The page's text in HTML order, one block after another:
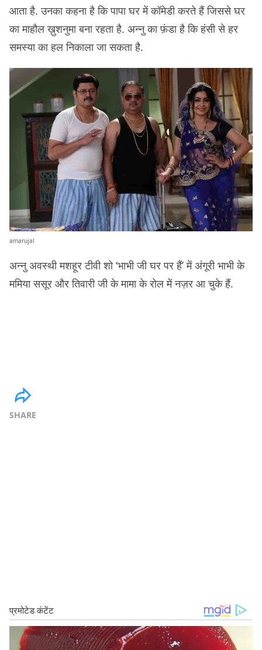
आता है. उनका कहना है कि पापा घर में कॉमेडी करते हैं जिससे घर
का माहौल ख़ुशनुमा बना रहता है. अन्नु का फ़ंडा है कि हंसी से हर
समस्या का हल निकाला जा सकता है.
amarujal
अन्नु अवस्थी मशहूर टीवी शो ‘भाभी जी घर पर हैं’ में अंगूरी भाभी के
ममिया ससूर और तिवारी जी के मामा के रोल में नज़र आ चुके हैं.
SHARE